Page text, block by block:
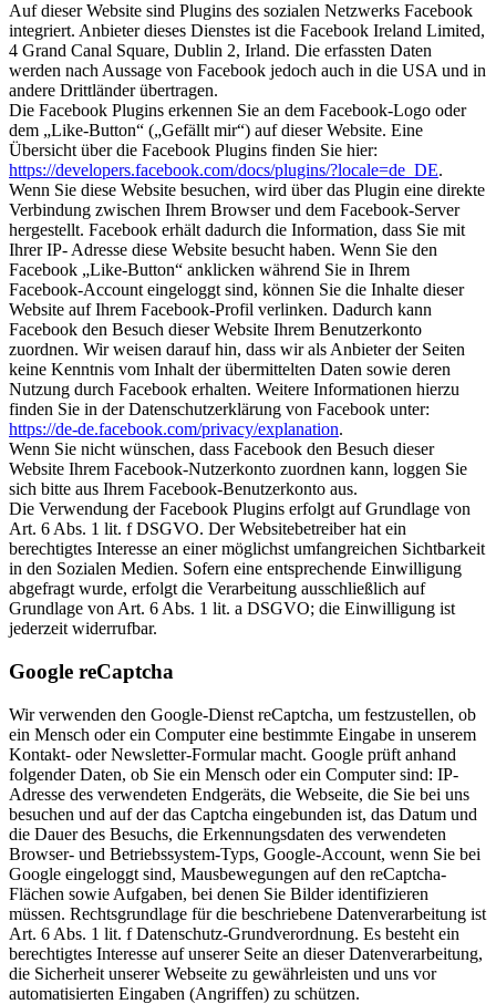
Auf dieser Website sind Plugins des sozialen Netzwerks Facebook
integriert. Anbieter dieses Dienstes ist die Facebook Ireland Limited,
4 Grand Canal Square, Dublin 2, Irland. Die erfassten Daten
werden nach Aussage von Facebook jedoch auch in die USA und in
andere Drittländer übertragen.
Die Facebook Plugins erkennen Sie an dem Facebook-Logo oder
dem „Like-Button“ („Gefällt mir“) auf dieser Website. Eine
Übersicht über die Facebook Plugins finden Sie hier:
https://developers.facebook.com/docs/plugins/?locale=de_DE.
Wenn Sie diese Website besuchen, wird über das Plugin eine direkte
Verbindung zwischen Ihrem Browser und dem Facebook-Server
hergestellt. Facebook erhält dadurch die Information, dass Sie mit
Ihrer IP- Adresse diese Website besucht haben. Wenn Sie den
Facebook „Like-Button“ anklicken während Sie in Ihrem
Facebook-Account eingeloggt sind, können Sie die Inhalte dieser
Website auf Ihrem Facebook-Profil verlinken. Dadurch kann
Facebook den Besuch dieser Website Ihrem Benutzerkonto
zuordnen. Wir weisen darauf hin, dass wir als Anbieter der Seiten
keine Kenntnis vom Inhalt der übermittelten Daten sowie deren
Nutzung durch Facebook erhalten. Weitere Informationen hierzu
finden Sie in der Datenschutzerklärung von Facebook unter:
https://de-de.facebook.com/privacy/explanation.
Wenn Sie nicht wünschen, dass Facebook den Besuch dieser
Website Ihrem Facebook-Nutzerkonto zuordnen kann, loggen Sie
sich bitte aus Ihrem Facebook-Benutzerkonto aus.
Die Verwendung der Facebook Plugins erfolgt auf Grundlage von
Art. 6 Abs. 1 lit. f DSGVO. Der Websitebetreiber hat ein
berechtigtes Interesse an einer möglichst umfangreichen Sichtbarkeit
in den Sozialen Medien. Sofern eine entsprechende Einwilligung
abgefragt wurde, erfolgt die Verarbeitung ausschließlich auf
Grundlage von Art. 6 Abs. 1 lit. a DSGVO; die Einwilligung ist
jederzeit widerrufbar.
Google reCaptcha
Wir verwenden den Google-Dienst reCaptcha, um festzustellen, ob
ein Mensch oder ein Computer eine bestimmte Eingabe in unserem
Kontakt- oder Newsletter-Formular macht. Google prüft anhand
folgender Daten, ob Sie ein Mensch oder ein Computer sind: IP-
Adresse des verwendeten Endgeräts, die Webseite, die Sie bei uns
besuchen und auf der das Captcha eingebunden ist, das Datum und
die Dauer des Besuchs, die Erkennungsdaten des verwendeten
Browser- und Betriebssystem-Typs, Google-Account, wenn Sie bei
Google eingeloggt sind, Mausbewegungen auf den reCaptcha-
Flächen sowie Aufgaben, bei denen Sie Bilder identifizieren
müssen. Rechtsgrundlage für die beschriebene Datenverarbeitung ist
Art. 6 Abs. 1 lit. f Datenschutz-Grundverordnung. Es besteht ein
berechtigtes Interesse auf unserer Seite an dieser Datenverarbeitung,
die Sicherheit unserer Webseite zu gewährleisten und uns vor
automatisierten Eingaben (Angriffen) zu schützen.